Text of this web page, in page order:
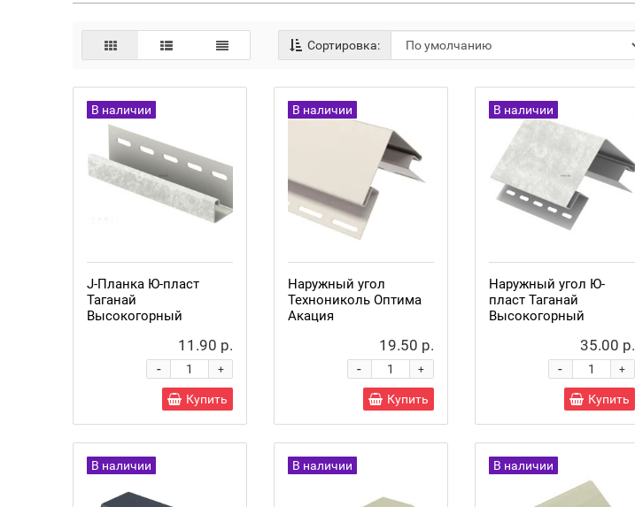
Сортировка:
В наличии
J-Планка Ю-пласт
Таганай
Высокогорный
11.90 р.
+
-
Купить
В наличии
Наружный угол
Технониколь Оптима
Акация
19.50 р.
+
-
Купить
В наличии
Наружный угол Ю-
пласт Таганай
Высокогорный
35.00 р.
+
-
Купить
В наличии В наличии В наличии